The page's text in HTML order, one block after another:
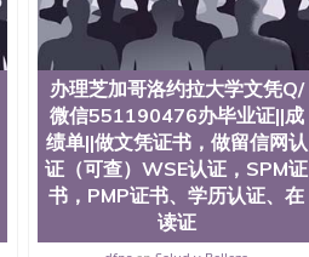
办理芝加哥洛约拉大学文凭Q/
微信551190476办毕业证||成
绩单||做文凭证书，做留信网认
证（可查）WSE认证，SPM证
书，PMP证书、学历认证、在
读证